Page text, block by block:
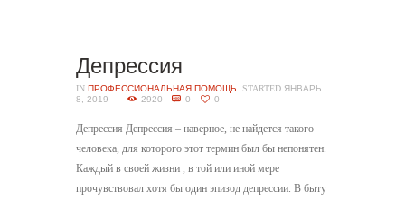
Депрессия
IN ПРОФЕССИОНАЛЬНАЯ ПОМОЩЬ STARTED ЯНВАРЬ
8, 2019
2920 0 0
Депрессия Депрессия – наверное, не найдется такого
человека, для которого этот термин был бы непонятен.
Каждый в своей жизни , в той или иной мере
прочувствовал хотя бы один эпизод депрессии. В быту